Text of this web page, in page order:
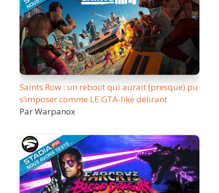
Saints Row : un reboot qui aurait (presque) pu
s’imposer comme LE GTA-like délirant
Par Warpanox